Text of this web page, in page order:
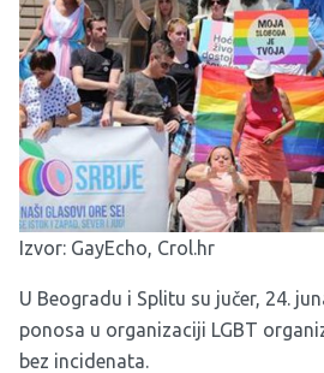
Izvor: GayEcho, Crol.hr
U Beogradu i Splitu su jučer, 24.
ponosa u organizaciji LGBT
bez incidenata.